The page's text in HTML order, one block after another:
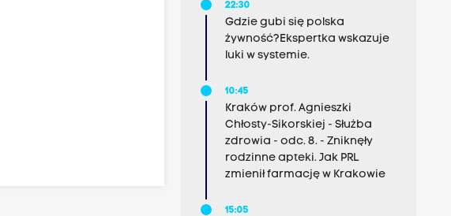
22:30
Gdzie gubi się polska
żywność?Ekspertka wskazuje
luki w systemie.
10:45
Kraków prof. Agnieszki
Chłosty-Sikorskiej - Służba
zdrowia - odc. 8. - Zniknęły
rodzinne apteki. Jak PRL
zmienił farmację w Krakowie
15:05